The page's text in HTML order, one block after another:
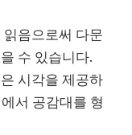
음으로써 다문
수 있습니다.
시각을 제공하
서 공감대를 형